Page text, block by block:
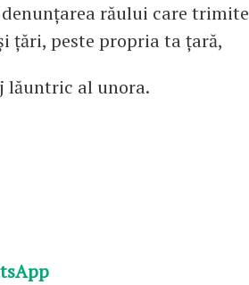
răului care trimite
țări, peste propria ta țară,
lăuntric al unora.